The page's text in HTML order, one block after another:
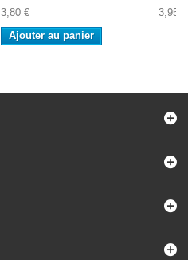
3,80 €
Ajouter au panier
3,95 €